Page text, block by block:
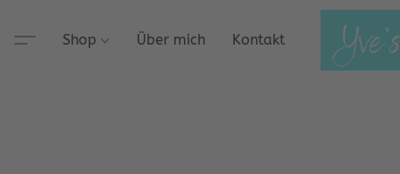
Shop Über mich Kontakt